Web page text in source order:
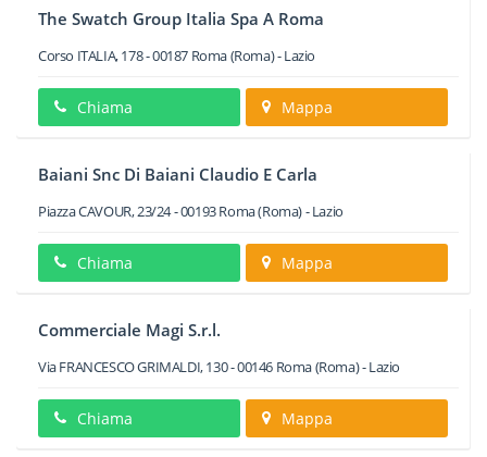
The Swatch Group Italia Spa A Roma
Corso ITALIA, 178-00187 Roma(Roma) -Lazio
Chiama Mappa
Baiani Snc Di Baiani Claudio E Carla
Piazza CAVOUR, 23/24-00193Roma(Roma) -Lazio
Chiama Mappa
Commerciale Magi S.r.l.
Via FRANCESCO GRIMALDI, 130-00146 Roma(Roma) -Lazio
Chiama Mappa